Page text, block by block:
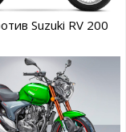
Suzuki RV 200